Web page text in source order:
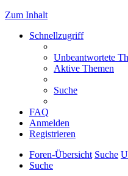
Zum Inhalt
Schnellzugriff
Unbeantwortete
Aktive Themen
Suche
FAQ
Anmelden
Registrieren
Foren-Übersicht Suche
Suche